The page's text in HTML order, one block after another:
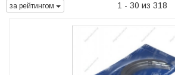
за рейтингом 1 - 30 из 318